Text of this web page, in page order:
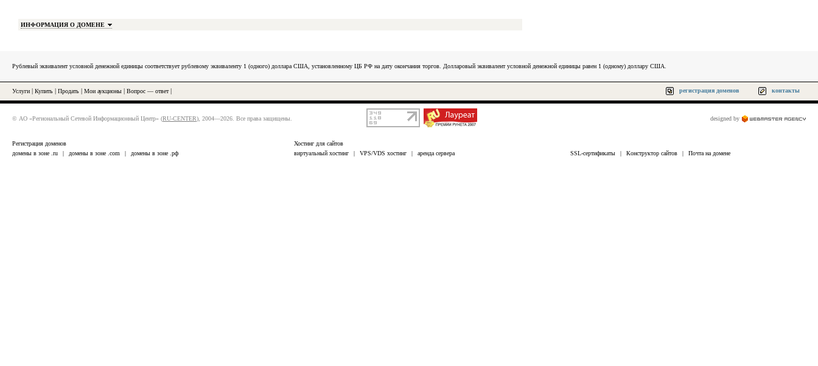
ИНФОРМАЦИЯ О ДОМЕНЕ
Рублевый эквивалент условной денежной единицы соответствует рублевому эквиваленту 1 (одного) доллара США, установленному ЦБ РФ на дату окончания торгов. Долларовый эквивалент условной денежной единицы равен 1 (одному) доллару США.
Услуги Купить Продать Мои аукционы Вопрос — ответ| регистрация доменов контакты
© АО «Региональный Сетевой Информационный Центр» (RU-CENTER), 2004—2026. Все права защищены. designed by
Регистрация доменов
домены в зоне .ru
| домены в зоне .com | домены в зоне .рф
Хостинг для сайтов
виртуальный хостинг
| VPS/VDS хостинг | аренда сервера SSL-сертификаты | Конструктор сайтов | Почта на домене